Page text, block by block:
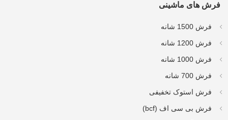
فرش های ماشینی
فرش 1500 شانه
فرش 1200 شانه
فرش 1000 شانه
فرش 700 شانه
فرش استوک تخفیفی
فرش بی سی اف (bcf)